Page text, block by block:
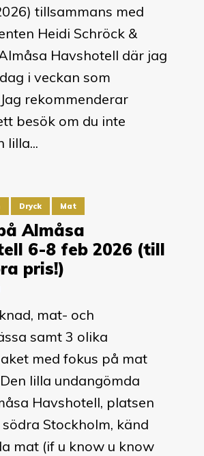
tillsammans med
Heidi Schröck &
Havshotell där jag
i veckan som
rekommenderar
besök om du inte
lilla...
Dryck Mat
Almåsa
6-8 feb 2026 (till
pris!)
mat- och
samt 3 olika
med fokus på mat
lilla undangömda
Havshotell, platsen
Stockholm, känd
mat (if u know u know